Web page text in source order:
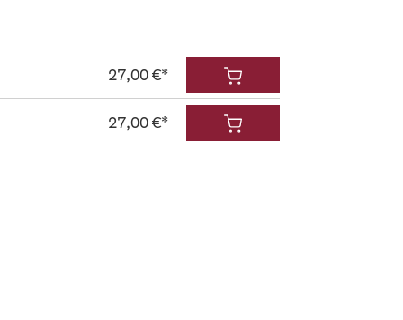
27,00 €*
27,00 €*